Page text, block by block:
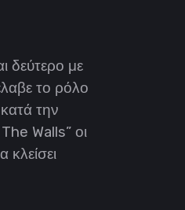
δεύτερο με
το ρόλο
την
Walls” οι
κλείσει